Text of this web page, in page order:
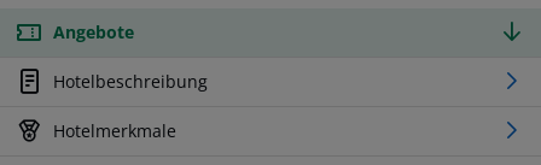
Angebote
Hotelbeschreibung
Hotelmerkmale